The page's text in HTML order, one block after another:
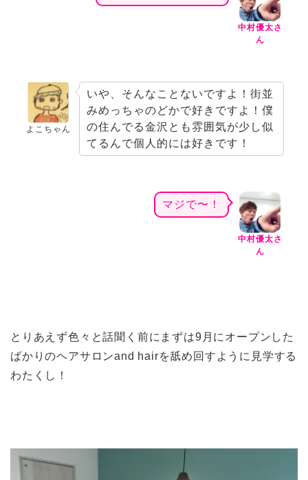
中村優太さ
ん
よこちゃん
いや、そんなことないですよ！街並
みめっちゃのどかで好きですよ！僕
の住んでる金沢とも雰囲気が少し似
てるんで個人的には好きです！
中村優太さ
ん
マジで〜！
とりあえず色々と話聞く前にまずは9月にオープンした
ばかりのヘアサロンand hairを舐め回すように見学する
わたくし！